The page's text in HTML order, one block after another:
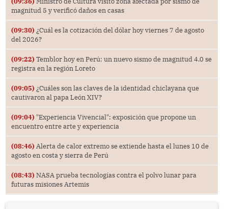
magnitud 5 y verificó daños en casas
(09:30) ¿Cuál es la cotización del dólar hoy viernes 7 de agosto
del 2026?
(09:22) Temblor hoy en Perú: un nuevo sismo de magnitud 4.0 se
registra en la región Loreto
(09:05) ¿Cuáles son las claves de la identidad chiclayana que
cautivaron al papa León XIV?
(09:04) "Experiencia Vivencial": exposición que propone un
encuentro entre arte y experiencia
(08:46) Alerta de calor extremo se extiende hasta el lunes 10 de
agosto en costa y sierra de Perú
(08:43) NASA prueba tecnologías contra el polvo lunar para
futuras misiones Artemis